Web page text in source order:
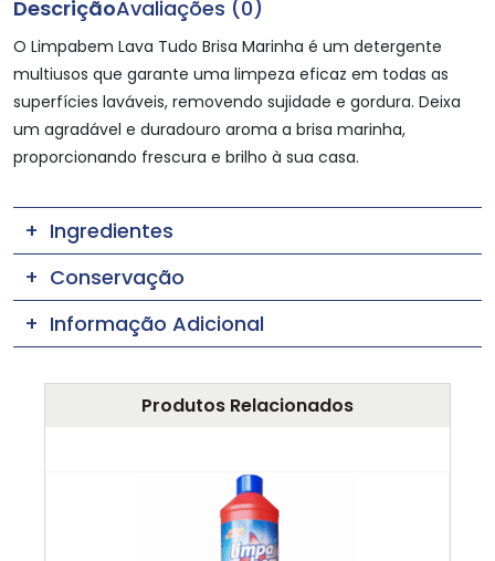
DescriçãoAvaliações (0)
O Limpabem Lava Tudo Brisa Marinha é um detergente
multiusos que garante uma limpeza eficaz em todas as
superfícies laváveis, removendo sujidade e gordura. Deixa
um agradável e duradouro aroma a brisa marinha,
proporcionando frescura e brilho à sua casa.
Ingredientes
Conservação
Informação Adicional
Produtos Relacionados